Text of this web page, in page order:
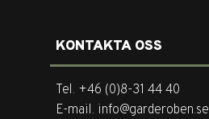
KONTAKTA OSS
Tel. +46 (0)8-31 44 40
E-mail. info@garderoben.se